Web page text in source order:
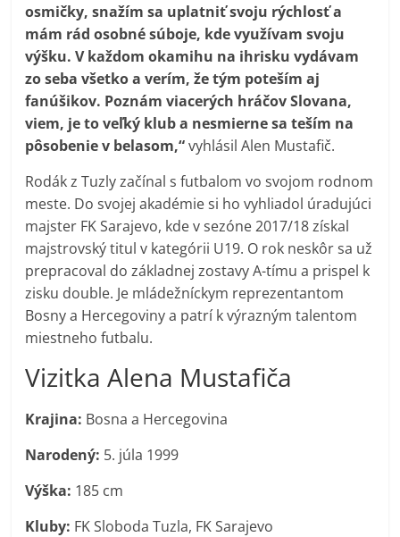
osmičky, snažím sa uplatniť svoju rýchlosť a
mám rád osobné súboje, kde využívam svoju
výšku. V každom okamihu na ihrisku vydávam
zo seba všetko a verím, že tým poteším aj
fanúšikov. Poznám viacerých hráčov Slovana,
viem, je to veľký klub a nesmierne sa teším na
pôsobenie v belasom,“vyhlásil Alen Mustafič.
Rodák z Tuzly začínal s futbalom vo svojom rodnom
meste. Do svojej akadémie si ho vyhliadol úradujúci
majster FK Sarajevo, kde v sezóne 2017/18 získal
majstrovský titul v kategórii U19. O rok neskôr sa už
prepracoval do základnej zostavy A-tímu a prispel k
zisku double. Je mládežníckym reprezentantom
Bosny a Hercegoviny a patrí k výrazným talentom
miestneho futbalu.
Vizitka Alena Mustafiča
Krajina: Bosna a Hercegovina
Narodený: 5. júla 1999
Výška: 185 cm
Kluby: FK Sloboda Tuzla, FK Sarajevo